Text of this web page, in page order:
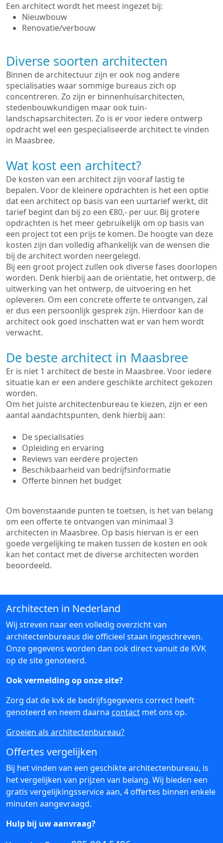
Een architect wordt het meest ingezet bij:
Nieuwbouw
Renovatie/verbouw
Diverse soorten architecten
Binnen de architectuur zijn er ook nog andere
specialisaties waar sommige bureaus zich op
concentreren. Zo zijn er binnenhuisarchitecten,
stedenbouwkundigen maar ook tuin-
landschapsarchitecten. Zo is er voor iedere ontwerp
opdracht wel een gespecialiseerde architect te vinden
in Maasbree.
Wat kost een architect?
De kosten van een architect zijn vooraf lastig te
bepalen. Voor de kleinere opdrachten is het een optie
dat een architect op basis van een uurtarief werkt, dit
tarief begint dan bij zo een €80,- per uur. Bij grotere
opdrachten is het meer gebruikelijk om op basis van
een project tot een prijs te komen. De hoogte van deze
kosten zijn dan volledig afhankelijk van de wensen die
bij de architect worden neergelegd.
Bij een groot project zullen ook diverse fases doorlopen
worden. Denk hierbij aan de oriëntatie, het ontwerp, de
uitwerking van het ontwerp, de uitvoering en het
opleveren. Om een concrete offerte te ontvangen, zal
er dus een persoonlijk gesprek zijn. Hierdoor kan de
architect ook goed inschatten wat er van hem wordt
verwacht.
De beste architect in Maasbree
Er is niet 1 architect de beste in Maasbree. Voor iedere
situatie kan er een andere geschikte architect gekozen
worden.
Om het juiste architectenbureau te kiezen, zijn er een
aantal aandachtspunten, denk hierbij aan:
De specialisaties
Opleiding en ervaring
Reviews van eerdere projecten
Beschikbaarheid van bedrijfsinformatie
Offerte binnen het budget
Om bovenstaande punten te toetsen, is het van belang
om een offerte te ontvangen van minimaal 3
architecten in Maasbree. Op basis hiervan is er een
goede vergelijking te maken tussen de kosten en ook
kan het contact met de diverse architecten worden
beoordeeld.
Architecten in Nederland
Wij streven naar een volledig overzicht van
architectenbureaus die officieel staan ingeschreven.
Onze gegevens worden dan ook direct vanuit de KVK
op de site genoteerd.
Ook vermelding op onze site?
Zorg dat de kvk de bedrijfsgegevens correct heeft
genoteerd en neem daarna contact met ons op.
Groeien als architectenbureau?
Offertes vergelijken
Bij het vinden van een geschikte architectenbureau, is
het vergelijken van prijzen van belang. Wij bieden een
gratis vergelijkingsservice aan, 4 offertes binnen enkele
minuten aangevraagd.
Hulp bij uw aanvraag?